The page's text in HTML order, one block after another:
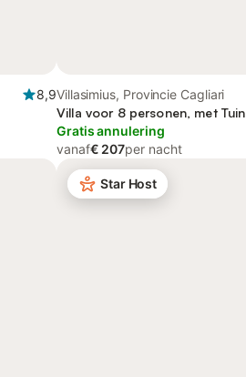
8,9Villasimius, Provincie Cagliari
Villa voor 8 personen, met Tuin
Gratis annulering
vanaf€ 207per nacht
Star Host